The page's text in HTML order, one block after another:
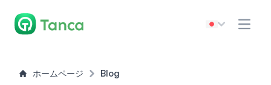
ホームページ Blog